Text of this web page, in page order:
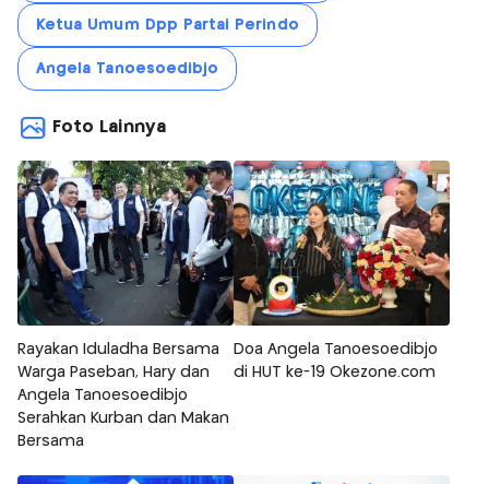
Ketua Umum Dpp Partai Perindo
Angela Tanoesoedibjo
Foto Lainnya
Rayakan Iduladha Bersama
Warga Paseban, Hary dan
Angela Tanoesoedibjo
Serahkan Kurban dan Makan
Bersama
Doa Angela Tanoesoedibjo
di HUT ke-19 Okezone.com